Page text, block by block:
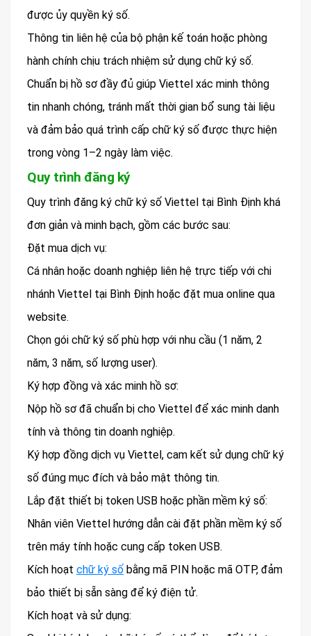
được ủy quyền ký số.
Thông tin liên hệ của bộ phận kế toán hoặc phòng
hành chính chịu trách nhiệm sử dụng chữ ký số.
Chuẩn bị hồ sơ đầy đủ giúp Viettel xác minh thông
tin nhanh chóng, tránh mất thời gian bổ sung tài liệu
và đảm bảo quá trình cấp chữ ký số được thực hiện
trong vòng 1–2 ngày làm việc.
Quy trình đăng ký
Quy trình đăng ký chữ ký số Viettel tại Bình Định khá
đơn giản và minh bạch, gồm các bước sau:
Đặt mua dịch vụ:
Cá nhân hoặc doanh nghiệp liên hệ trực tiếp với chi
nhánh Viettel tại Bình Định hoặc đặt mua online qua
website.
Chọn gói chữ ký số phù hợp với nhu cầu (1 năm, 2
năm, 3 năm, số lượng user).
Ký hợp đồng và xác minh hồ sơ:
Nộp hồ sơ đã chuẩn bị cho Viettel để xác minh danh
tính và thông tin doanh nghiệp.
Ký hợp đồng dịch vụ Viettel, cam kết sử dụng chữ ký
số đúng mục đích và bảo mật thông tin.
Lắp đặt thiết bị token USB hoặc phần mềm ký số:
Nhân viên Viettel hướng dẫn cài đặt phần mềm ký số
trên máy tính hoặc cung cấp token USB.
Kích hoạt chữ ký số bằng mã PIN hoặc mã OTP, đảm
bảo thiết bị sẵn sàng để ký điện tử.
Kích hoạt và sử dụng: